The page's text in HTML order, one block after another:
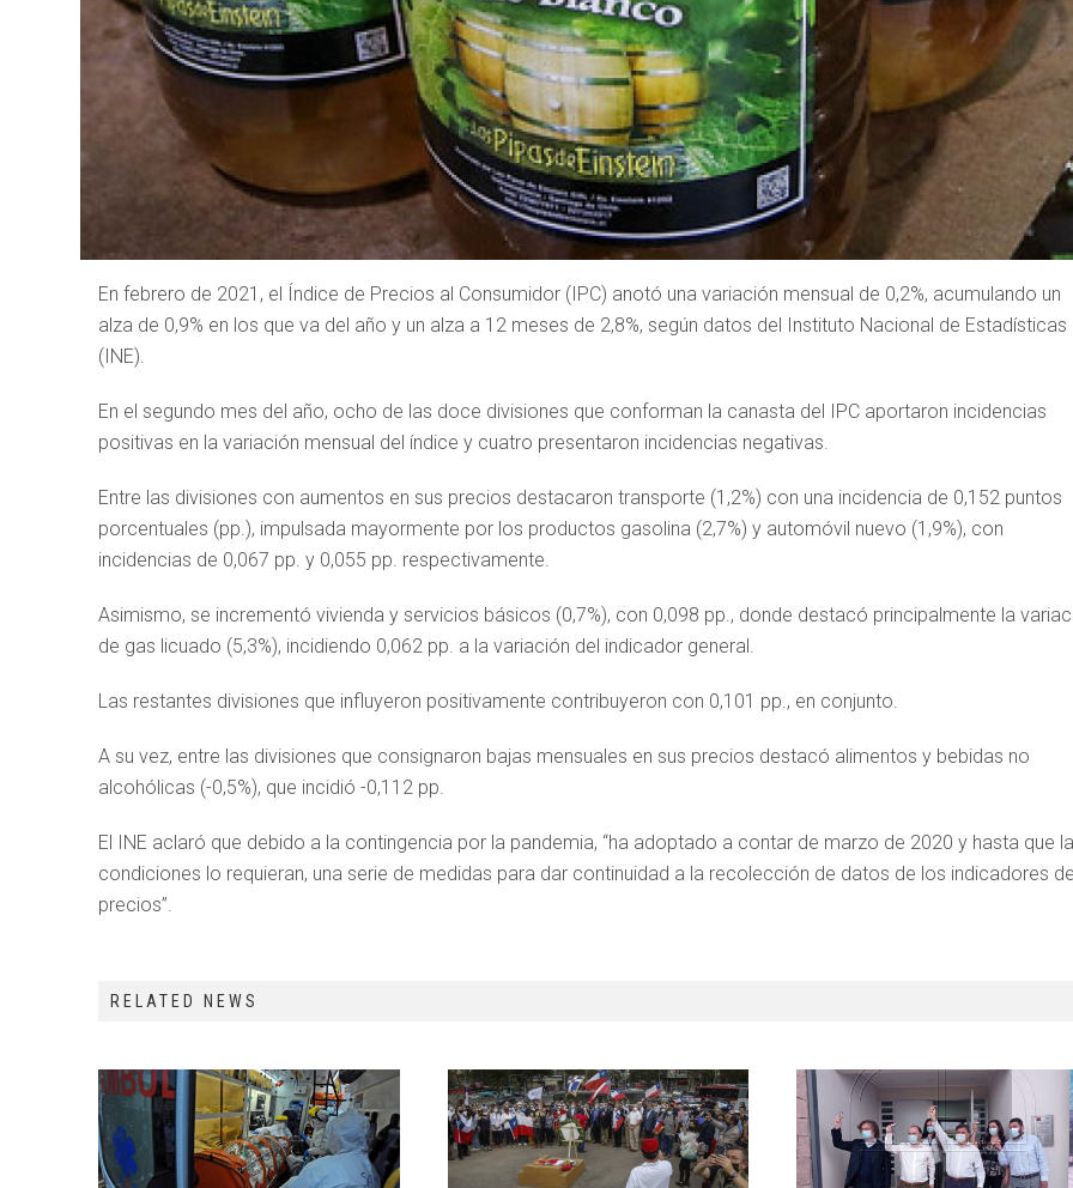
En febrero de 2021, el Índice de Precios al Consumidor (IPC) anotó una variación mensual de 0,2%, acumulando un
alza de 0,9% en los que va del año y un alza a 12 meses de 2,8%, según datos del Instituto Nacional de Estadísticas
(INE).
En el segundo mes del año, ocho de las doce divisiones que conforman la canasta del IPC aportaron incidencias
positivas en la variación mensual del índice y cuatro presentaron incidencias negativas.
Entre las divisiones con aumentos en sus precios destacaron transporte (1,2%) con una incidencia de 0,152 puntos
porcentuales (pp.), impulsada mayormente por los productos gasolina (2,7%) y automóvil nuevo (1,9%), con
incidencias de 0,067 pp. y 0,055 pp. respectivamente.
Asimismo, se incrementó vivienda y servicios básicos (0,7%), con 0,098 pp., donde destacó principalmente la
de gas licuado (5,3%), incidiendo 0,062 pp. a la variación del indicador general.
Las restantes divisiones que influyeron positivamente contribuyeron con 0,101 pp., en conjunto.
A su vez, entre las divisiones que consignaron bajas mensuales en sus precios destacó alimentos y bebidas no
alcohólicas (-0,5%), que incidió -0,112 pp.
El INE aclaró que debido a la contingencia por la pandemia, “ha adoptado a contar de marzo de 2020 y hasta que
condiciones lo requieran, una serie de medidas para dar continuidad a la recolección de datos de los indicadores de
precios”.
RELATED NEWS